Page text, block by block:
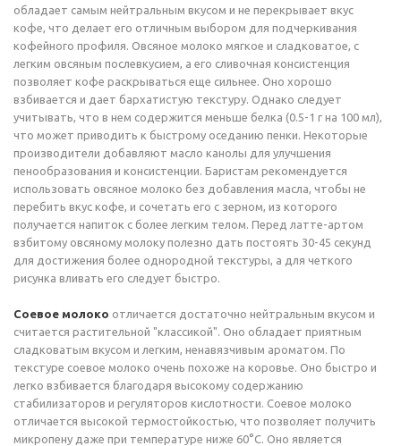
обладает самым нейтральным вкусом и не перекрывает вкус
кофе, что делает его отличным выбором для подчеркивания
кофейного профиля. Овсяное молоко мягкое и сладковатое, с
легким овсяным послевкусием, а его сливочная консистенция
позволяет кофе раскрываться еще сильнее. Оно хорошо
взбивается и дает бархатистую текстуру. Однако следует
учитывать, что в нем содержится меньше белка (0.5-1 г на 100 мл),
что может приводить к быстрому оседанию пенки. Некоторые
производители добавляют масло канолы для улучшения
пенообразования и консистенции. Баристам рекомендуется
использовать овсяное молоко без добавления масла, чтобы не
перебить вкус кофе, и сочетать его с зерном, из которого
получается напиток с более легким телом. Перед латте-артом
взбитому овсяному молоку полезно дать постоять 30-45 секунд
для достижения более однородной текстуры, а для четкого
рисунка вливать его следует быстро.
Соевое молоко отличается достаточно нейтральным вкусом и
считается растительной "классикой". Оно обладает приятным
сладковатым вкусом и легким, ненавязчивым ароматом. По
текстуре соевое молоко очень похоже на коровье. Оно быстро и
легко взбивается благодаря высокому содержанию
стабилизаторов и регуляторов кислотности. Соевое молоко
отличается высокой термостойкостью, что позволяет получить
микропену даже при температуре ниже 60°C. Оно является